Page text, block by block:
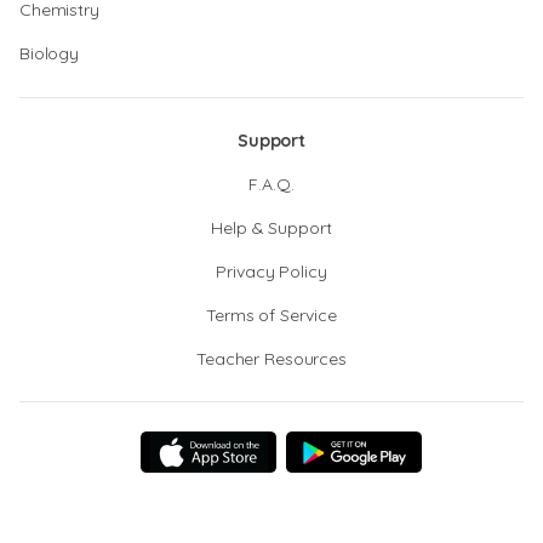
Chemistry
Biology
Support
F.A.Q.
Help & Support
Privacy Policy
Terms of Service
Teacher Resources